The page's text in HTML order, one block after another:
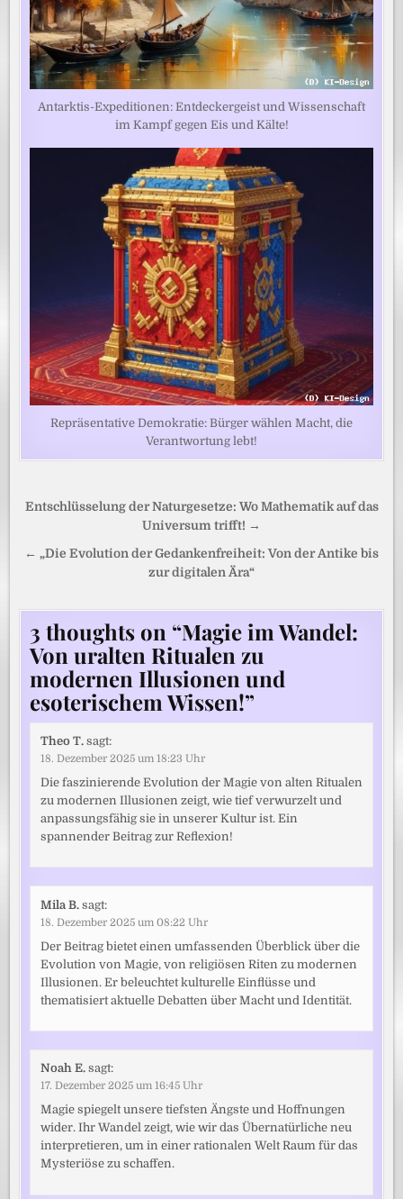
Antarktis-Expeditionen: Entdeckergeist und Wissenschaft
im Kampf gegen Eis und Kälte!
Repräsentative Demokratie: Bürger wählen Macht, die
Verantwortung lebt!
Beitragsnavigation
Entschlüsselung der Naturgesetze: Wo Mathematik auf das
Universum trifft! →
← „Die Evolution der Gedankenfreiheit: Von der Antike bis
zur digitalen Ära“
3 thoughts on “Magie im Wandel:
Von uralten Ritualen zu
modernen Illusionen und
esoterischem Wissen!”
Theo T. sagt:
18. Dezember 2025 um 18:23 Uhr
Die faszinierende Evolution der Magie von alten Ritualen
zu modernen Illusionen zeigt, wie tief verwurzelt und
anpassungsfähig sie in unserer Kultur ist. Ein
spannender Beitrag zur Reflexion!
Mila B. sagt:
18. Dezember 2025 um 08:22 Uhr
Der Beitrag bietet einen umfassenden Überblick über die
Evolution von Magie, von religiösen Riten zu modernen
Illusionen. Er beleuchtet kulturelle Einflüsse und
thematisiert aktuelle Debatten über Macht und Identität.
Noah E. sagt:
17. Dezember 2025 um 16:45 Uhr
Magie spiegelt unsere tiefsten Ängste und Hoffnungen
wider. Ihr Wandel zeigt, wie wir das Übernatürliche neu
interpretieren, um in einer rationalen Welt Raum für das
Mysteriöse zu schaffen.